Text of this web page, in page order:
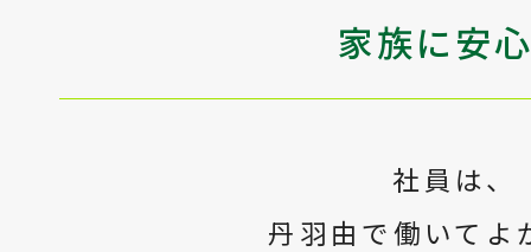
家族に安
社員は、
丹羽由で働いてよ